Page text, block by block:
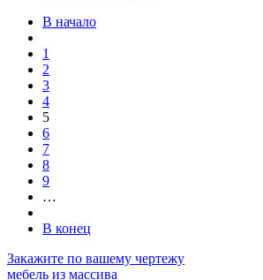
В начало
1
2
3
4
5
6
7
8
9
…
В конец
Закажите по вашему чертежу
мебель из массива